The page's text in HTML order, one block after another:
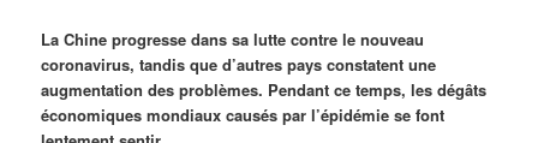
La Chine progresse dans sa lutte contre le nouveau
coronavirus, tandis que d’autres pays constatent une
augmentation des problèmes. Pendant ce temps, les dégâts
économiques mondiaux causés par l’épidémie se font